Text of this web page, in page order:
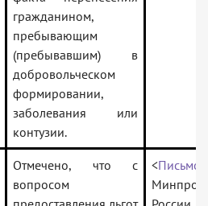
гражданином,
пребывающим
(пребывавшим) в
добровольческом
формировании,
заболевания или
контузии.
Отмечено, что с
вопросом
<Письмо>